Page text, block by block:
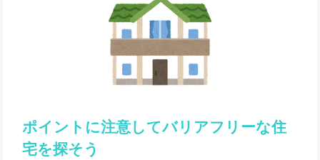
ポイントに注意してバリアフリーな住
宅を探そう